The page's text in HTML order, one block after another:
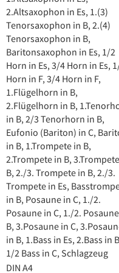
2.Altsaxophon in Es, 1.(3)
Tenorsaxophon in B, 2.(4)
Tenorsaxophon in B,
Baritonsaxophon in Es, 1/2
Horn in Es, 3/4 Horn in Es,
Horn in F, 3/4 Horn in F,
1.Flügelhorn in B,
2.Flügelhorn in B,
in B, 2/3 Tenorhorn in B,
Eufonio (Bariton) in C,
in B, 1.Trompete in B,
2.Trompete in B,
B, 2./3. Trompete in B, 2./3.
Trompete in Es,
in B, Posaune in C, 1./2.
Posaune in C, 1./2.
B, 3.Posaune in C,
in B, 1.Bass in Es, 2.Bass in
1/2 Bass in C, Schlagzeug
DIN A4